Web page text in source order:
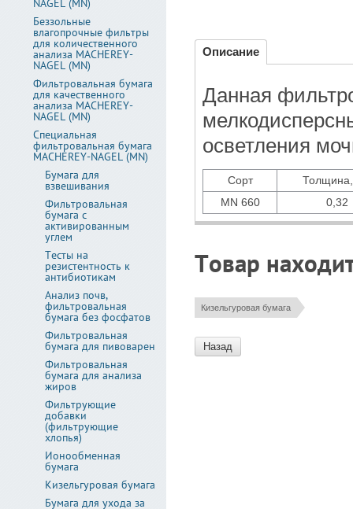
Описание
Данная
осветления
Сорт
MN 660
0,32
Товар
Кизельгуровая бумага
Назад
NAGEL (MN)
Беззольные
влагопрочные фильтры
для количественного
анализа MACHEREY-
NAGEL (MN)
Фильтровальная бумага
для качественного
анализа MACHEREY-
NAGEL (MN)
Специальная
фильтровальная бумага
MACHEREY-NAGEL (MN)
Бумага для
взвешивания
Фильтровальная
бумага с
активированным
углем
Тесты на
резистентность к
антибиотикам
Анализ почв,
фильтровальная
бумага без фосфатов
Фильтровальная
бумага для пивоварен
Фильтровальная
бумага для анализа
жиров
Фильтрующие
добавки
(фильтрующие
хлопья)
Ионообменная
бумага
Кизельгуровая бумага
Бумага для ухода за